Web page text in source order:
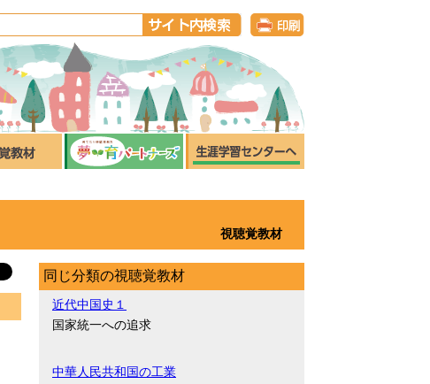
視聴覚教材
同じ分類の視聴覚教材
近代中国史１
国家統一への追求
中華人民共和国の工業